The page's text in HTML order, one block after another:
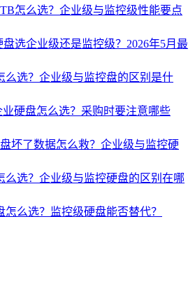
怎么选？企业级与监控级性能要点
选企业级还是监控级？2026年5月最
么选？企业级与监控盘的区别是什
业硬盘怎么选？采购时要注意哪些
坏了数据怎么救？企业级与监控硬
么选？企业级与监控硬盘的区别在哪
怎么选？监控级硬盘能否替代？